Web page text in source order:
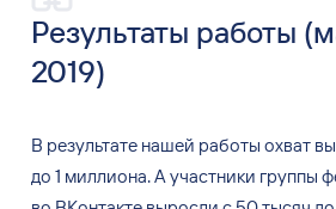
Результаты работы
2019)
В результате нашей работы охват
до 1 миллиона. Аучастники группы